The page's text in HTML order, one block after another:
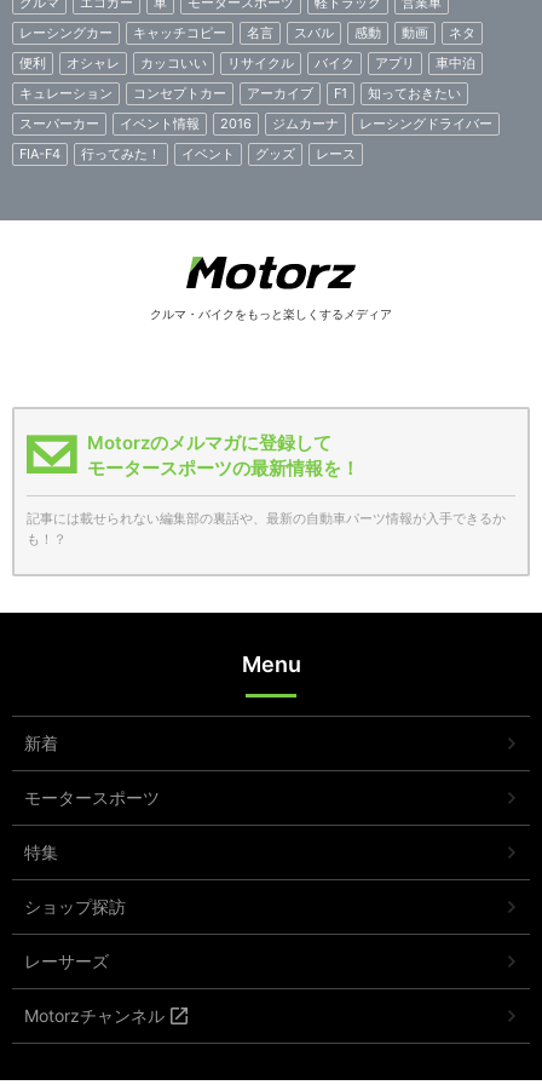
レーシングカー
キャッチコピー 名言 スバル 感動 動画
ネタ
便利
オシャレ カッコいい リサイクル バイク アプリ
車中泊
キュレーション
コンセプトカー アーカイブ F1
知っておきたい
スーパーカー
イベント情報 2016 ジムカーナ
レーシングドライバー
FIA-F4
行ってみた！ イベント グッズ レース
クルマ・バイクをもっと楽しくするメディア
Motorzのメルマガに登録して
モータースポーツの最新情報を！
記事には載せられない編集部の裏話や、最新の自動車パーツ情報が入手できるか
も！？
Menu
新着
モータースポーツ
特集
ショップ探訪
レーサーズ
Motorzチャンネル